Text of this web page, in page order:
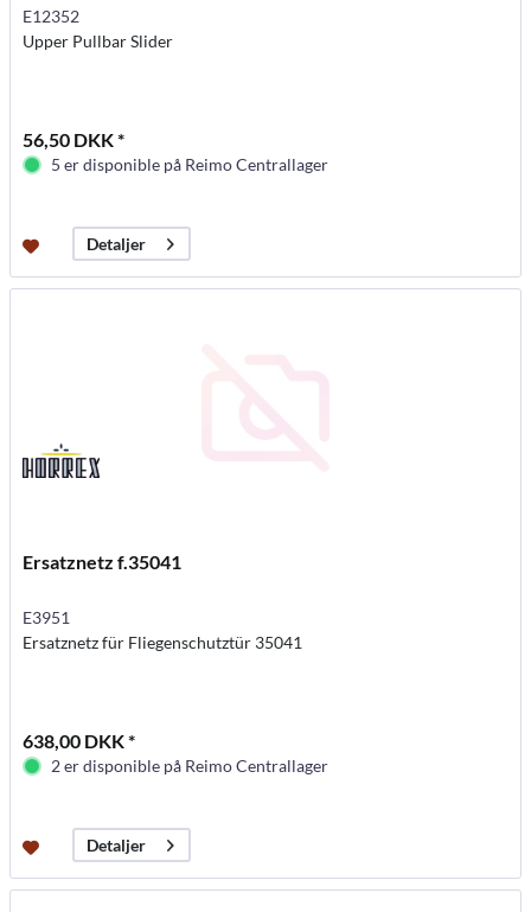
E12352
Upper Pullbar Slider
56,50 DKK *
5 er disponible på Reimo Centrallager
Detaljer
Ersatznetz f.35041
E3951
Ersatznetz für Fliegenschutztür 35041
638,00 DKK *
2 er disponible på Reimo Centrallager
Detaljer